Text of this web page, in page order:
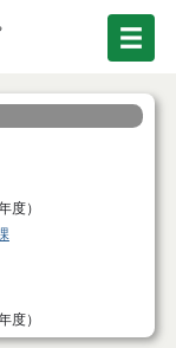
度）
度）